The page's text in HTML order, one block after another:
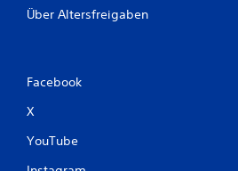
Über Altersfreigaben
Facebook
X
YouTube